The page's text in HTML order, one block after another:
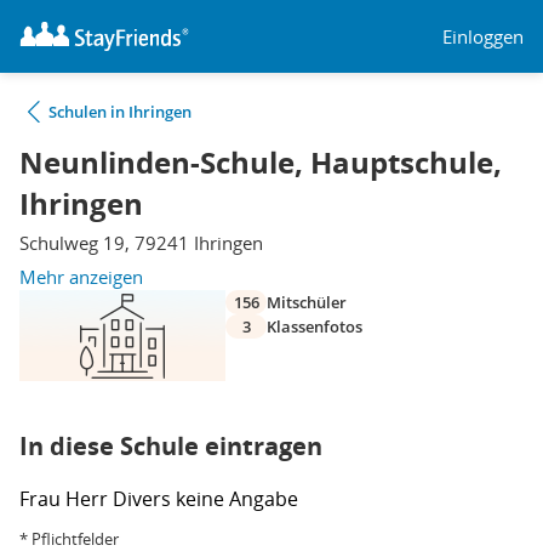
Einloggen
Schulen in Ihringen
Neunlinden-Schule, Hauptschule,
Ihringen
Schulweg 19, 79241 Ihringen
Mehr anzeigen
156 Mitschüler
3
Klassenfotos
In diese Schule eintragen
Frau Herr Divers keine Angabe
* Pflichtfelder